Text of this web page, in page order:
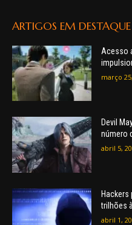
ARTIGOS EM DESTAQUE
Acesso
desejada!
março
Devil
número
abril 5,
Hackers
trilhões
abril 1,